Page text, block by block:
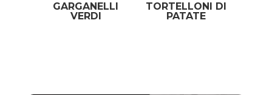
GARGANELLI
VERDI
TORTELLONI DI
PATATE